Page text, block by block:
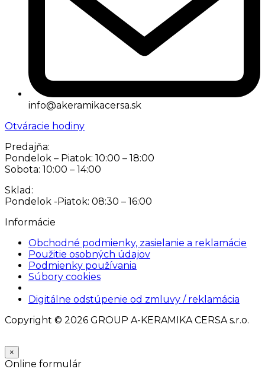
info@akeramikacersa.sk
Otváracie hodiny
Predajňa:
Pondelok – Piatok: 10:00 – 18:00
Sobota: 10:00 – 14:00
Sklad:
Pondelok -Piatok: 08:30 – 16:00
Informácie
Obchodné podmienky, zasielanie a reklamácie
Použitie osobných údajov
Podmienky používania
Súbory cookies
Digitálne odstúpenie od zmluvy / reklamácia
Copyright © 2026 GROUP A-KERAMIKA CERSA s.r.o.
×
Online formulár